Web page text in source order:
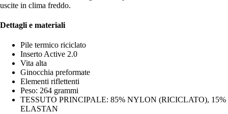
uscite in clima freddo.
Dettagli e materiali
Pile termico riciclato
Inserto Active 2.0
Vita alta
Ginocchia preformate
Elementi riflettenti
Peso: 264 grammi
TESSUTO PRINCIPALE: 85% NYLON (RICICLATO), 15%
ELASTAN